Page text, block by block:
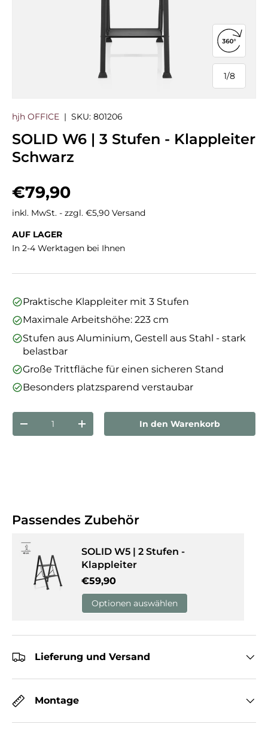
1/
von
8
360°-
hjh OFFICE | SKU: 801206
SOLID W6 | 3 Stufen - Klappleiter
Schwarz
Normaler Preis
€79,90
inkl. MwSt. - zzgl. €5,90 Versand
AUF LAGER
In 2-4 Werktagen bei Ihnen
Praktische Klappleiter mit 3 Stufen
Maximale Arbeitshöhe: 223 cm
Stufen aus Aluminium, Gestell aus Stahl - stark
belastbar
Große Trittfläche für einen sicheren Stand
Besonders platzsparend verstaubar
Anzahl
Menge verringernMenge erhöhenIn den Warenkorb
Passendes Zubehör
SOLID W5 | 2 Stufen -
Klappleiter
Normaler Preis
€59,90
Optionen auswählen
Lieferung und Versand
Montage